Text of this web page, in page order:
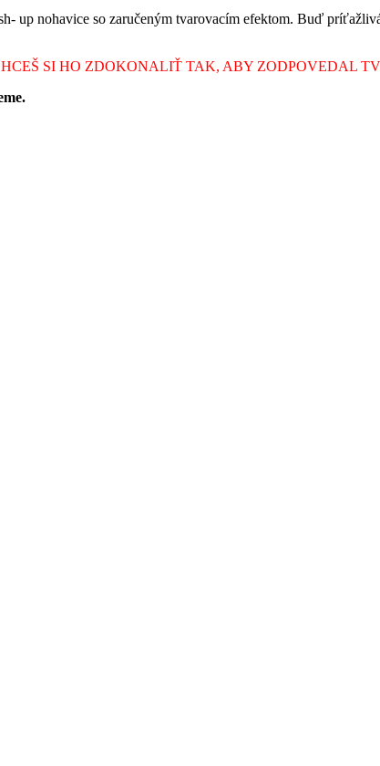
up nohavice so zaručeným tvarovacím efektom. Buď
SI HO ZDOKONALIŤ TAK, ABY ZODPOVEDAL